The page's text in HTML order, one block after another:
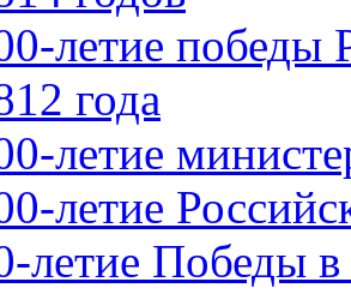
летие победы
года
летие
летие
летие Победы